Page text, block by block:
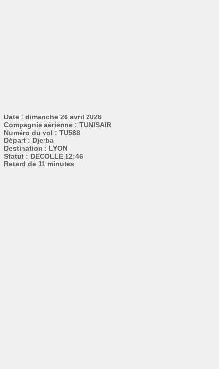
Date : dimanche 26 avril 2026
Compagnie aérienne : TUNISAIR
Numéro du vol : TU588
Départ : Djerba
Destination : LYON
Statut : DECOLLE 12:46
Retard de 11 minutes